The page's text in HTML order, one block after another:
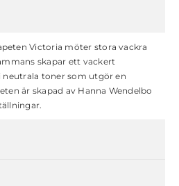
Victoria möter stora vackra
skapar ett vackert
neutrala toner som utgör en
är skapad av Hanna Wendelbo